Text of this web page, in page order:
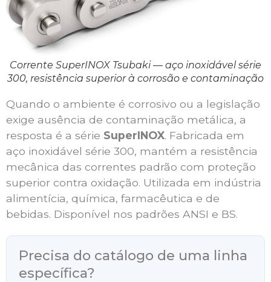
Corrente SuperINOX Tsubaki — aço inoxidável série
300, resistência superior à corrosão e contaminação
Quando o ambiente é corrosivo ou a legislação
exige ausência de contaminação metálica, a
resposta é a série SuperINOX. Fabricada em
aço inoxidável série 300, mantém a resistência
mecânica das correntes padrão com proteção
superior contra oxidação. Utilizada em indústria
alimentícia, química, farmacêutica e de
bebidas. Disponível nos padrões ANSI e BS.
Precisa do catálogo de uma linha
específica?